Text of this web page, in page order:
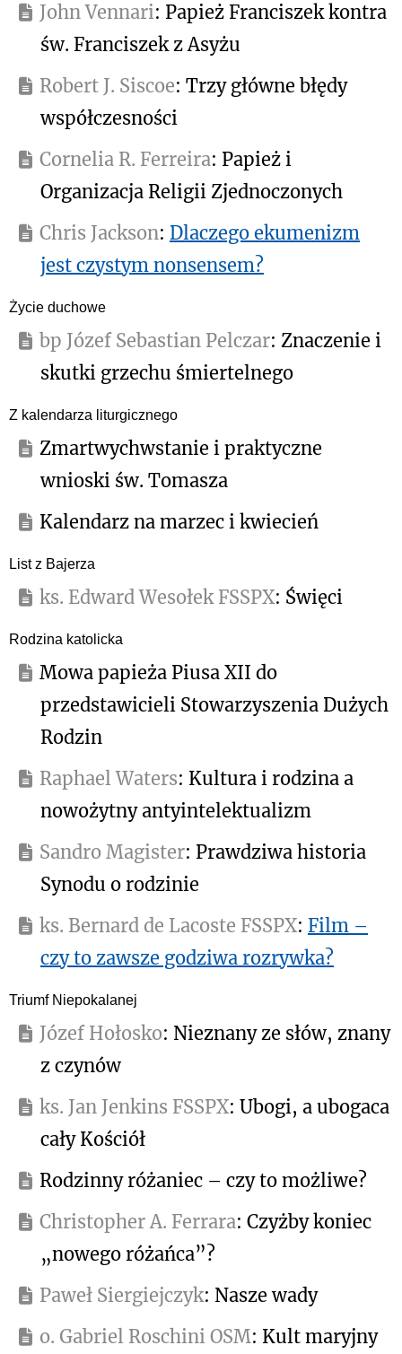
John Vennari: Papież Franciszek kontra
św. Franciszek z Asyżu
Robert J. Siscoe: Trzy główne błędy
współczesności
Cornelia R. Ferreira: Papież i
Organizacja Religii Zjednoczonych
Chris Jackson: Dlaczego ekumenizm
jest czystym nonsensem?
Życie duchowe
bp Józef Sebastian Pelczar: Znaczenie i
skutki grzechu śmiertelnego
Z kalendarza liturgicznego
Zmartwychwstanie i praktyczne
wnioski św. Tomasza
Kalendarz na marzec i kwiecień
List z Bajerza
ks. Edward Wesołek FSSPX: Święci
Rodzina katolicka
Mowa papieża Piusa XII do
przedstawicieli Stowarzyszenia Dużych
Rodzin
Raphael Waters: Kultura i rodzina a
nowożytny antyintelektualizm
Sandro Magister: Prawdziwa historia
Synodu o rodzinie
ks. Bernard de Lacoste FSSPX: Film –
czy to zawsze godziwa rozrywka?
Triumf Niepokalanej
Józef Hołosko: Nieznany ze słów, znany
z czynów
ks. Jan Jenkins FSSPX: Ubogi, a ubogaca
cały Kościół
Rodzinny różaniec – czy to możliwe?
Christopher A. Ferrara: Czyżby koniec
„nowego różańca”?
Paweł Siergiejczyk: Nasze wady
o. Gabriel Roschini OSM: Kult maryjny